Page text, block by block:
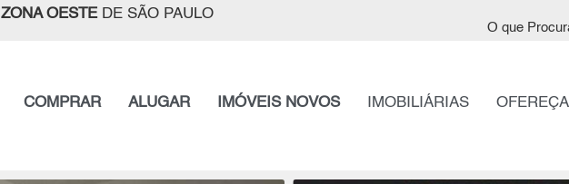
ZONA OESTEDE SÃO PAULO
O que
COMPRAR ALUGAR IMÓVEIS NOVOS IMOBILIÁRIAS